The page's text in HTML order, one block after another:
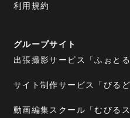
利用規約
グループサイト
出張撮影サービス「ふぉとる
サイト制作サービス「びるど
動画編集スクール「むびるス